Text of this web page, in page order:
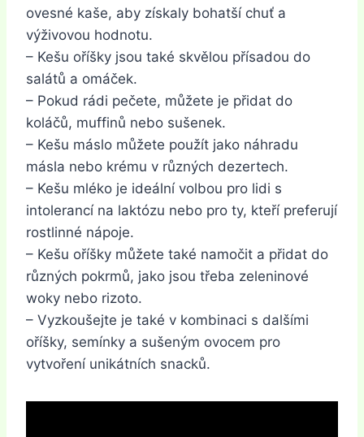
ovesné kaše, aby získaly bohatší chuť a
výživovou hodnotu.
– Kešu oříšky jsou také skvělou přísadou do
salátů a omáček.
– Pokud rádi pečete, můžete je přidat do
koláčů, muffinů nebo sušenek.
– Kešu máslo můžete použít jako náhradu
másla nebo krému v různých dezertech.
– Kešu mléko je ideální volbou pro lidi s
intolerancí na laktózu nebo pro ty, kteří preferují
rostlinné nápoje.
– Kešu oříšky můžete také namočit a přidat do
různých pokrmů, jako jsou třeba zeleninové
woky nebo rizoto.
– Vyzkoušejte je také v kombinaci s dalšími
oříšky, semínky a sušeným ovocem pro
vytvoření unikátních snacků.